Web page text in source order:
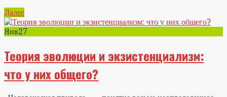
Далее
Янв27
Теория эволюции и экзистенциализм:
что у них общего?